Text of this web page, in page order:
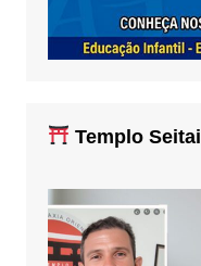
Templo Seitai